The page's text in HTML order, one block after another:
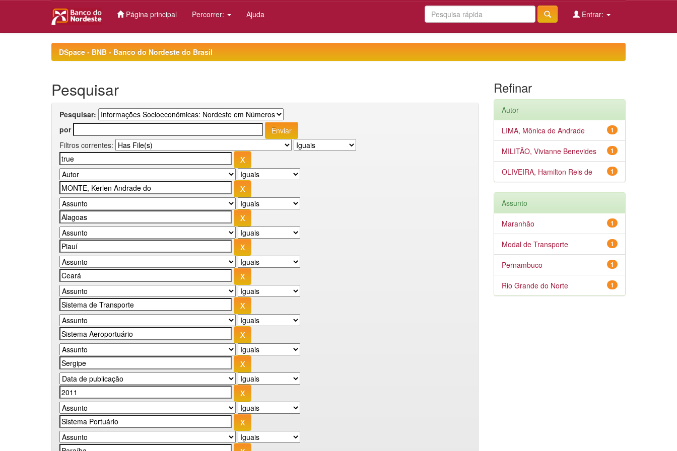
Página principal Percorrer: Ajuda Entrar:
DSpace - BNB - Banco do Nordeste do Brasil
Pesquisar
Pesquisar:
por
Filtros correntes:
Refinar
Autor
1
LIMA, Mônica de Andrade
1
MILITÃO, Vivianne Benevides
1
OLIVEIRA, Hamilton Reis de
Assunto
1
Maranhão
1
Modal de Transporte
1
Pernambuco
1
Rio Grande do Norte